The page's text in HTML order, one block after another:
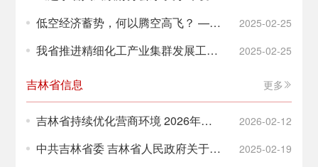
方案〉的通知》政策解读
低空经济蓄势，何以腾空高飞？ ——
2025-02-25
我省推进精细化工产业集群发展工作
2025-02-25
吉林省信息 更多
吉林省持续优化营商环境 2026年重
2026-02-12
中共吉林省委 吉林省人民政府关于
2025-02-19